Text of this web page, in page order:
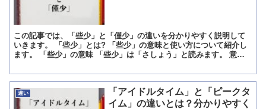
この記事では、「些少」と「僅少」の違いを分かりやすく説明して
いきます。 「些少」とは? 「些少」の意味と使い方について紹介し
ます。 「些少」の意味 「些少」は「さしょう」と読みます。 意味
違い
「アイドルタイム」と「ピークタ
イム」の違いとは？分かりやすく